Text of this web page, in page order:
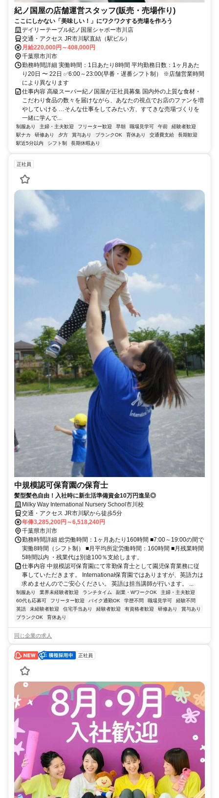
紀ノ国屋の店舗運営スタッフ(販売・売場作り)
ここにしかない「美味しい！」にワクワクする売場を作ろう
デイリーテーブル紀ノ国屋シャポー市川店
交通・アクセス JR市川駅直結（駅ビル）
月給220,000円～408,000円
千葉県市川市
勤務時間詳細 実働時間：1日あたり8時間 平均勤務日数：1ヶ月あた
り20日 〜 22日 ✅6:00～23:00(早番・遅番シフト制） ※店舗営業時間
により異なります
仕事内容 高級スーパー紀ノ国屋が正社員募集 国内外の上質な食材・
こだわり食品の数々を届けながら、あなたの視点でお店のファンを増
やしていける …そんな仕事をしてみたい方、すてきな売場づくりを
一緒に学んで...
制服あり 主婦・主夫歓迎 フリーター歓迎 早朝 職場見学可 午前
経験者歓迎
駅ナカ
研修あり 夕方 賞与あり ブランクOK 育休あり 交通費支給
長期歓迎
駅近5分以内
シフト制 長期休暇あり
正社員
中規模認可保育園の保育士
髪型髪色自由！入社時に新生活準備資金10万円進呈◎
Milky Way International Nursery School市川校
交通・アクセス JR市川駅から徒歩5分
年俸3,285,200円～6,518,240円
千葉県市川市
勤務時間詳細 総労働時間：1ヶ月あたり160時間 ■7:00～19:00の間で
実働8時間（シフト制） ■月平均所定労働時間：160時間 ■月残業時間
5時間以内 ・残業代は別途100％支給します。
仕事内容 中規模認可保育園にて常勤保育士として園児保育業務に従
事していただきます。 International保育園ではありますが、英語力は
求めませんのでご安心ください。 英語は担当講師が行います。 ...
制服あり 業界未経験者歓迎 ランチタイム 副業・WワークOK
主婦・主夫歓迎
60代も応募可
フリーター歓迎 バイク通勤OK 学歴不問 職場見学可
経験不問
英語
未経験者歓迎 住宅手当あり 経験者歓迎 有資格者歓迎 研修あり
賞与あり
ブランクOK
育休あり
同じ企業の求人
正社員